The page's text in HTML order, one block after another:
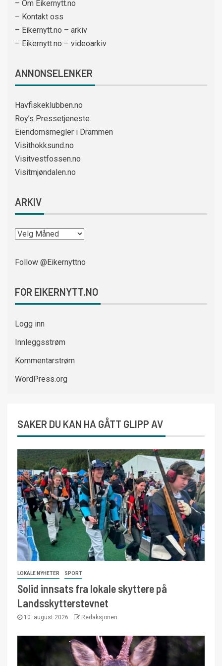
– Om Eikernytt.no
– Kontakt oss
– Eikernytt.no – arkiv
– Eikernytt.no – videoarkiv
ANNONSELENKER
Havfiskeklubben.no
Roy’s Pressetjeneste
Eiendomsmegler i Drammen
Visithokksund.no
Visitvestfossen.no
Visitmjøndalen.no
ARKIV
Follow @Eikernyttno
FOR EIKERNYTT.NO
Logg inn
Innleggsstrøm
Kommentarstrøm
WordPress.org
SAKER DU KAN HA GÅTT GLIPP AV
LOKALE NYHETER SPORT
Solid innsats fra lokale skyttere på
Landsskytterstevnet
10. august 2026 Redaksjonen